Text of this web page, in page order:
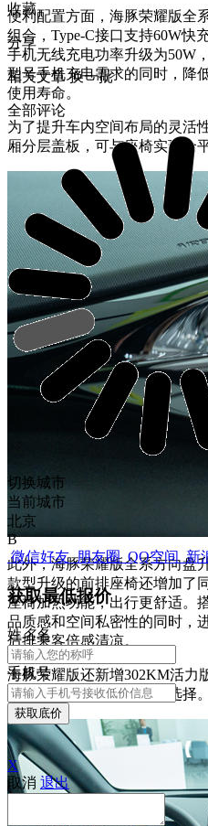
便利配置方面，海豚荣耀版全
组合，Type-C接口支持60W快
手机无线充电功率升级为50W
型号手机充电需求的同时，降
使用寿命。
为了提升车内空间布局的灵活
厢分层盖板，可与座椅实现全
此外，海豚荣耀版全系方向盘
款型升级的前排座椅还增加了
座椅加热功能，出行更舒适。
品质感和空间私密性的同时，
后排乘客倍感清凉。
海豚荣耀版还新增302KM活力
里程需求没那么长的用户选择。
收藏
分享
相关文章换一批
全部评论
切换城市
当前城市
北京
B
微信好友 朋友圈 QQ空间 新
获取最低报价
姓名名
手机号
获取底价
X
取消 退出